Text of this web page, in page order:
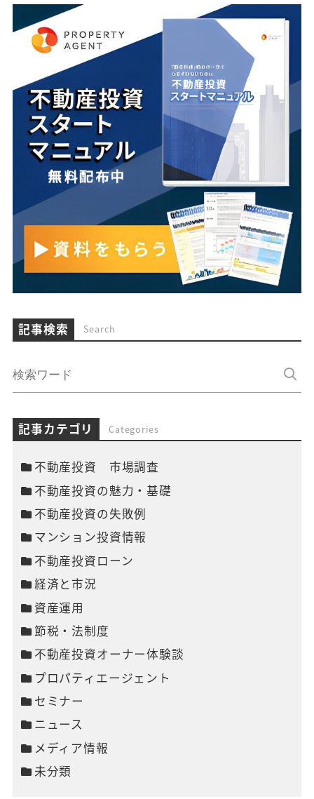
記事検索 Search
記事カテゴリ Categories
不動産投資 市場調査
不動産投資の魅力・基礎
不動産投資の失敗例
マンション投資情報
不動産投資ローン
経済と市況
資産運用
節税・法制度
不動産投資オーナー体験談
プロパティエージェント
セミナー
ニュース
メディア情報
未分類